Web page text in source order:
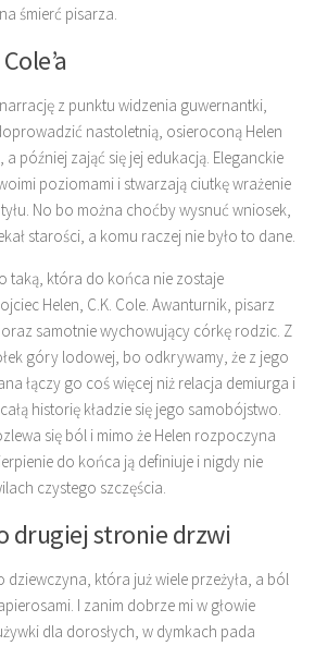
śmierć pisarza.
z punktu widzenia guwernantki,
nastoletnią, osieroconą Helen
później zająć się jej edukacją. Eleganckie
poziomami i stwarzają ciutkę wrażenie
No bo można choćby wysnuć wniosek,
starości, a komu raczej nie było to dane.
taką, która do końca nie zostaje
Helen, C.K. Cole. Awanturnik, pisarz
samotnie wychowujący córkę rodzic. Z
góry lodowej, bo odkrywamy, że z jego
łączy go coś więcej niż relacja demiurga i
historię kładzie się jego samobójstwo.
się ból i mimo że Helen rozpoczyna
do końca ją definiuje i nigdy nie
czystego szczęścia.
drugiej stronie drzwi
dziewczyna, która już wiele przeżyła, a ból
I zanim dobrze mi w głowie
dla dorosłych, w dymkach pada